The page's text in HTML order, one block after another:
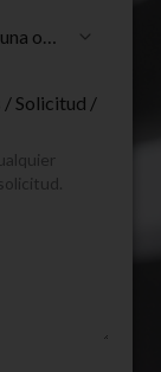
/ Solicitud /